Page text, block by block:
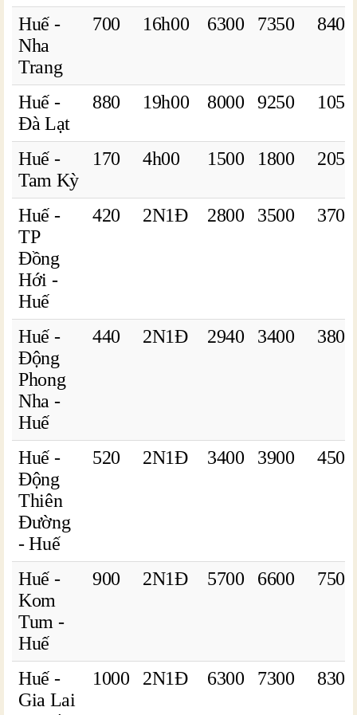
Huế -
Nha
Trang
700 16h00 6300 7350 8400
Huế -
Đà Lạt
880 19h00 8000 9250
Huế -
Tam Kỳ
170 4h00 1500 1800 2050
Huế -
TP
Đồng
Hới -
Huế
420 2N1Đ 2800 3500 3700
Huế -
Động
Phong
Nha -
Huế
440 2N1Đ 2940 3400 3800
Huế -
Động
Thiên
Đường
- Huế
520 2N1Đ 3400 3900 4500
Huế -
Kom
Tum -
Huế
900 2N1Đ 5700 6600 7500
Huế -
Gia Lai
1000 2N1Đ 6300 7300 8300